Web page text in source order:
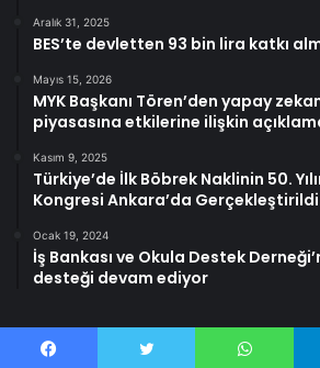
Aralık 31, 2025
BES’te devletten 93 bin lira katkı
Mayıs 15, 2026
MYK Başkanı Tören’den yapay
piyasasına etkilerine ilişkin
Kasım 9, 2025
Türkiye’de İlk Böbrek Naklinin 50.
Kongresi Ankara’da
Ocak 19, 2024
İş Bankası ve Okula Destek
desteği devam ediyor